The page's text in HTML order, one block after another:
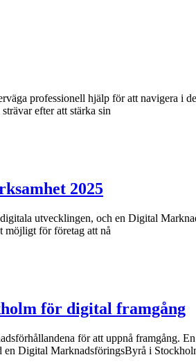
professionell hjälp för att navigera i
efter att stärka sin
2025
utvecklingen, och en Digital
möjligt för företag att nå
för digital framgång
för att uppnå framgång.
en Digital MarknadsföringsByrå i